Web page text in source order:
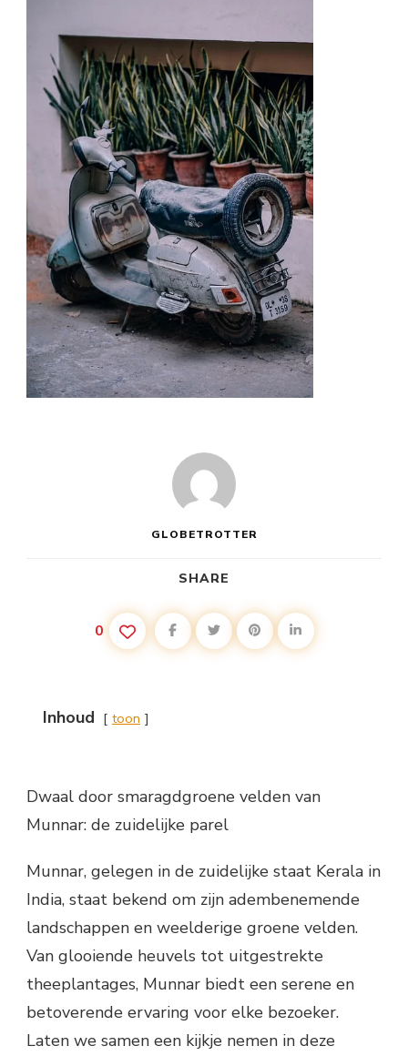
GLOBETROTTER
SHARE
0
Inhoud toon
Dwaal door smaragdgroene velden van
Munnar: de zuidelijke parel
Munnar, gelegen in de zuidelijke staat Kerala in
India, staat bekend om zijn adembenemende
landschappen en weelderige groene velden.
Van glooiende heuvels tot uitgestrekte
theeplantages, Munnar biedt een serene en
betoverende ervaring voor elke bezoeker.
Laten we samen een kijkje nemen in deze